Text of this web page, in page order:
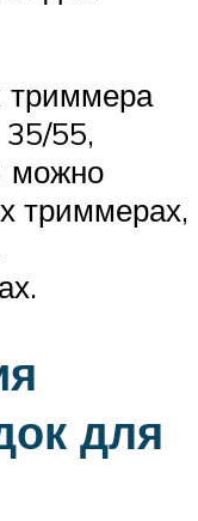
триммера
55,
можно
триммерах,
для